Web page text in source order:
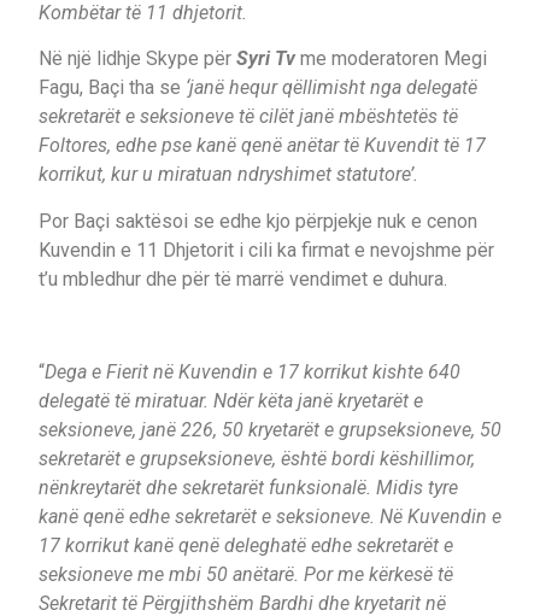
Kombëtar të 11 dhjetorit.
Në një lidhje Skype për Syri Tv me moderatoren Megi
Fagu, Baçi tha se ‘janë hequr qëllimisht nga delegatë
sekretarët e seksioneve të cilët janë mbështetës të
Foltores, edhe pse kanë qenë anëtar të Kuvendit të 17
korrikut, kur u miratuan ndryshimet statutore’.
Por Baçi saktësoi se edhe kjo përpjekje nuk e cenon
Kuvendin e 11 Dhjetorit i cili ka firmat e nevojshme për
t’u mbledhur dhe për të marrë vendimet e duhura.
“Dega e Fierit në Kuvendin e 17 korrikut kishte 640
delegatë të miratuar. Ndër këta janë kryetarët e
seksioneve, janë 226, 50 kryetarët e grupseksioneve, 50
sekretarët e grupseksioneve, është bordi këshillimor,
nënkreytarët dhe sekretarët funksionalë. Midis tyre
kanë qenë edhe sekretarët e seksioneve. Në Kuvendin e
17 korrikut kanë qenë deleghatë edhe sekretarët e
seksioneve me mbi 50 anëtarë. Por me kërkesë të
Sekretarit të Përgjithshëm Bardhi dhe kryetarit në